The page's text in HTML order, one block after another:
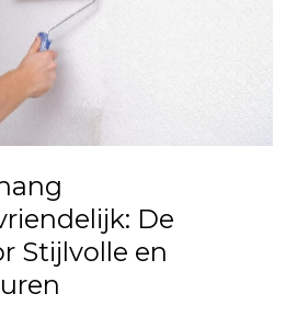
De
Stijlvolle en